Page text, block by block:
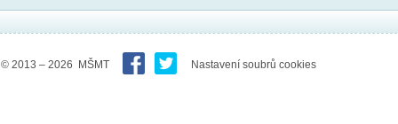
© 2013 – 2026 MŠMT Nastavení soubrů cookies